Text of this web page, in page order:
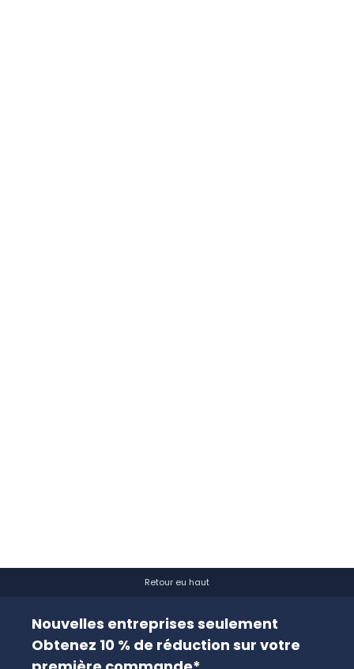
Retour eu haut
Nouvelles entreprises seulement
Obtenez 10 % de réduction sur votre